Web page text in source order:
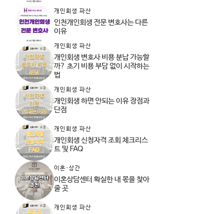
개인회생 파산
인천개인회생 전문 변호사는 다른
이유
개인회생 파산
개인회생 변호사 비용 분납 가능할
까? 초기 비용 부담 없이 시작하는
법
개인회생 파산
개인회생 하면 안되는 이유 장점과
단점
개인회생 파산
개인회생 신청자격 조회 체크리스
트 및 FAQ
이혼·상간
이혼상담센터 확실한 내 몫을 찾아
줄 곳
개인회생 파산